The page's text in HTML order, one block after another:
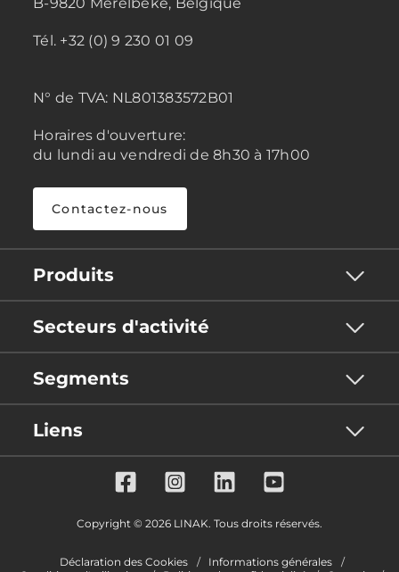
Tél. +32 (0) 9 230 01 09
N° de TVA: NL801383572B01
Horaires d'ouverture:
du lundi au vendredi de 8h30 à 17h00
Contactez-nous
Produits
Secteurs d'activité
Segments
Liens
Copyright © 2026 LINAK. Tous droits réservés.
Déclaration des Cookies
Informations générales